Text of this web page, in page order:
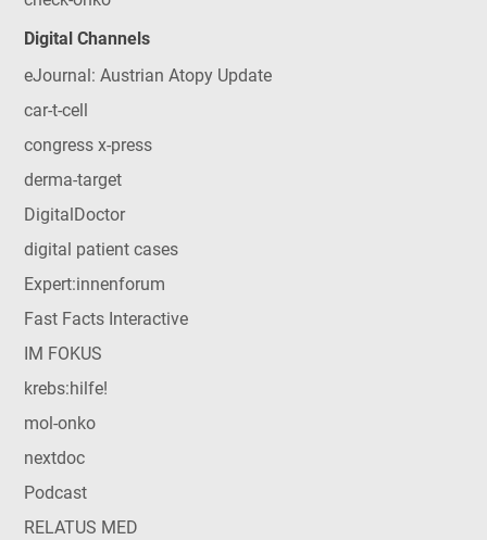
Digital Channels
eJournal: Austrian Atopy Update
car-t-cell
congress x-press
derma-target
DigitalDoctor
digital patient cases
Expert:innenforum
Fast Facts Interactive
IM FOKUS
krebs:hilfe!
mol-onko
nextdoc
Podcast
RELATUS MED